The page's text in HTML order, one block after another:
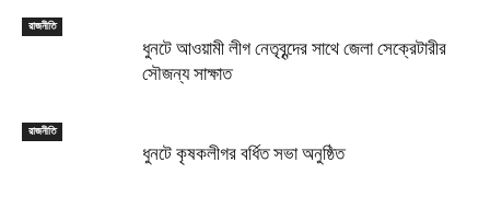
রাজনীতি
ধুনটে আওয়ামী লীগ নেতৃবৃন্দের সাথে জেলা সেক্রেটারীর
সৌজন্য সাক্ষাত
রাজনীতি
ধুনটে কৃষকলীগর বর্ধিত সভা অনুষ্ঠিত